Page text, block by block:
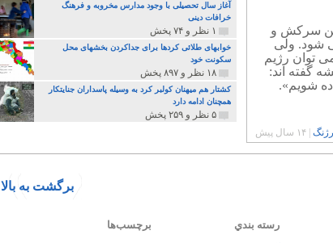
سرکش و
شود. ولی
توان رژیم
گفته اند:
شویم».
۱۴ سال پیش
آغاز سال تحصیلی با وجود مدارس مخروبه و فرهنگ
خرافات دینی
۱ نظر و ۷۴ پخش
خوابهای طلائی کردها برای جداکردن بخشهای محل
سکونت خود
۱۸ نظر و ۸۹۷ پخش
کشتار هم میهنان کولبر کرد به وسیله پاسداران جنایتکار
همچنان ادامه دارد
۵ نظر و ۲۵۹ پخش
برگشت به بالا
رسته بندي برچسب‌ها